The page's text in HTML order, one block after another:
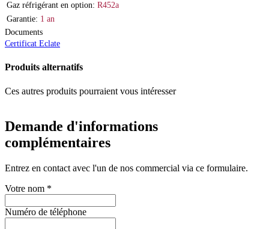
Gaz réfrigérant en option: R452a
Garantie: 1 an
Documents
Certificat Eclate
Produits alternatifs
Ces autres produits pourraient vous intéresser
Demande d'informations
complémentaires
Entrez en contact avec l'un de nos commercial via ce formulaire.
Votre nom *
Numéro de téléphone